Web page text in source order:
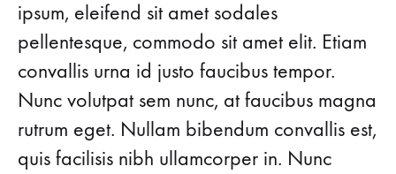
ipsum, eleifend sit amet sodales
pellentesque, commodo sit amet elit. Etiam
convallis urna id justo faucibus tempor.
Nunc volutpat sem nunc, at faucibus magna
rutrum eget. Nullam bibendum convallis est,
quis facilisis nibh ullamcorper in. Nunc